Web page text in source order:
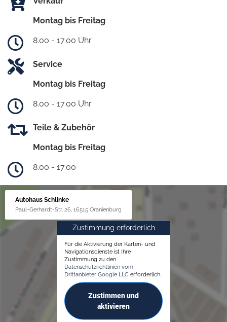
Montag bis Freitag
8.00 - 17.00 Uhr
Service
Montag bis Freitag
8.00 - 17.00 Uhr
Teile & Zubehör
Montag bis Freitag
8.00 - 17.00
Autohaus Schlinke
Paul-Gerhardt-Str. 26, 16515 Oranienburg
Zustimmung erforderlich
Für die Aktivierung der Karten- und
Navigationsdienste ist Ihre
Zustimmung zu den
Datenschutzrichtlinien vom
Drittanbieter Google LLC erforderlich.
Zustimmen und
aktivieren